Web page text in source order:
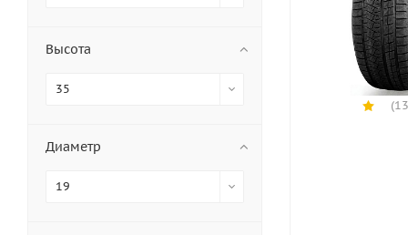
Высота
35
Диаметр
19